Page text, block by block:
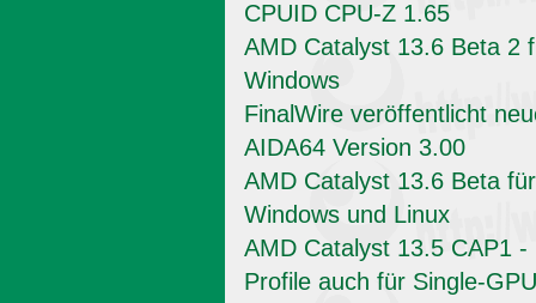
CPUID CPU-Z 1.65
AMD Catalyst 13.6 Beta 2
Windows
FinalWire veröffentlicht
AIDA64 Version 3.00
AMD Catalyst 13.6 Beta für
Windows und Linux
AMD Catalyst 13.5 CAP1 -
Profile auch für Single-